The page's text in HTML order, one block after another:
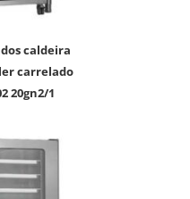
carrelado
20gn2/1